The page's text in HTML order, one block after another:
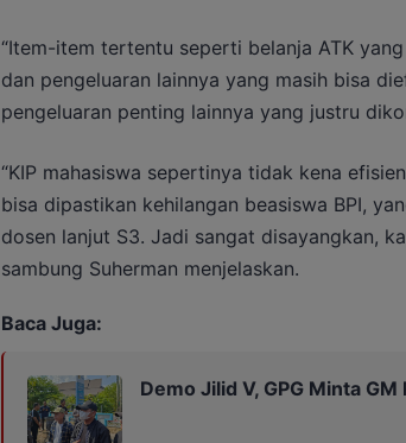
“Item-item tertentu seperti belanja ATK
dan pengeluaran lainnya yang masih bisa
pengeluaran penting lainnya yang justru
“KIP mahasiswa sepertinya tidak kena
bisa dipastikan kehilangan beasiswa BPI,
dosen lanjut S3. Jadi sangat disayangkan,
sambung Suherman menjelaskan.
Baca Juga:
Demo Jilid V, GPG Minta